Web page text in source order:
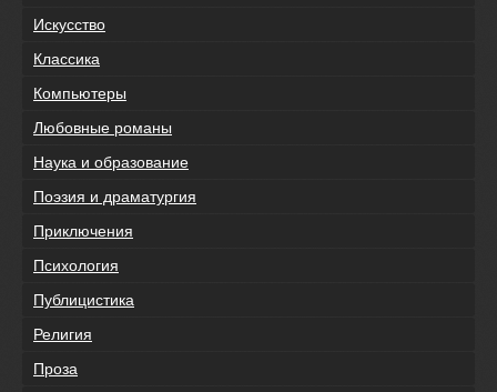
Искусство
Классика
Компьютеры
Любовные романы
Наука и образование
Поэзия и драматургия
Приключения
Психология
Публицистика
Религия
Проза